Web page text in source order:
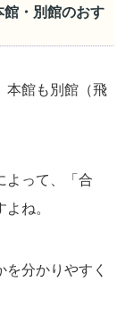
館・別館のおす
本館も別館（飛
よって、「合
ね。
分かりやすく